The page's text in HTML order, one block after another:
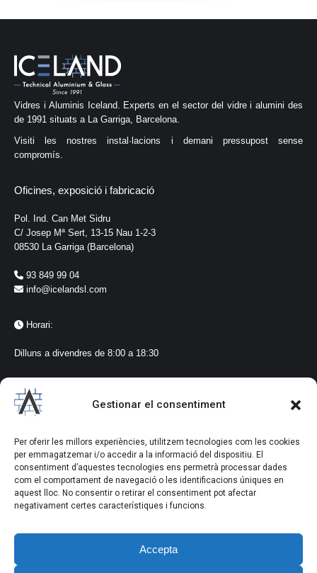
Gestionar el consentiment
Per oferir les millors experiències, utilitzem tecnologies com les cookies
per emmagatzemar i/o accedir a la informació del dispositiu. El
consentiment d’aquestes tecnologies ens permetrà processar dades
com el comportament de navegació o les identificacions úniques en
aquest lloc. No consentir o retirar el consentiment pot afectar
negativament certes característiques i funcions.
Accepta
Vidres i Aluminis Iceland. Experts en el sector del vidre i alumini des
de 1991 situats a La Garriga, Barcelona.
Visiti les nostres instal·lacions i demani pressupost sense
compromís.
Oficines, exposició i fabricació
Pol. Ind. Can Met Sidru
C/ Josep Mª Sert, 13-15 Nau 1-2-3
08530 La Garriga (Barcelona)
93 849 99 04
info@icelandsl.com
Horari:
Dilluns a divendres de 8:00 a 18:30
Seguiment a les xarxes
@icelandlagarriga
#vidresialumini
#lagarriga